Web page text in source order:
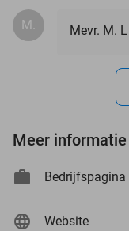
M. Mevr. M. L
Meer informatie
Bedrijfspagina
Website